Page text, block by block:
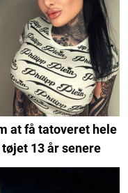
at få tatoveret hele
13 år senere